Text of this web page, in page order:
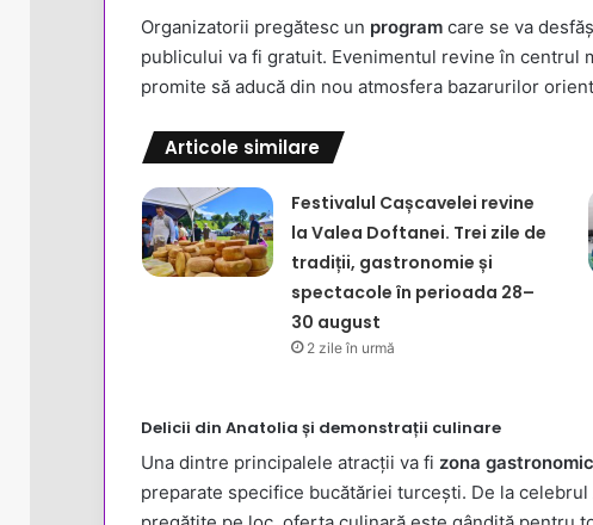
Organizatorii pregătesc un program care se va
publicului va fi gratuit. Evenimentul revine în
promite să aducă din nou atmosfera bazarurilor
Articole similare
Festivalul Cașcavelei revine
la Valea Doftanei. Trei zile de
tradiții, gastronomie și
spectacole în perioada 28–
30 august
2 zile în urmă
Delicii din Anatolia și demonstrații culinare
Una dintre principalele atracții va fi zona
preparate specifice bucătăriei turcești. De la celebrul